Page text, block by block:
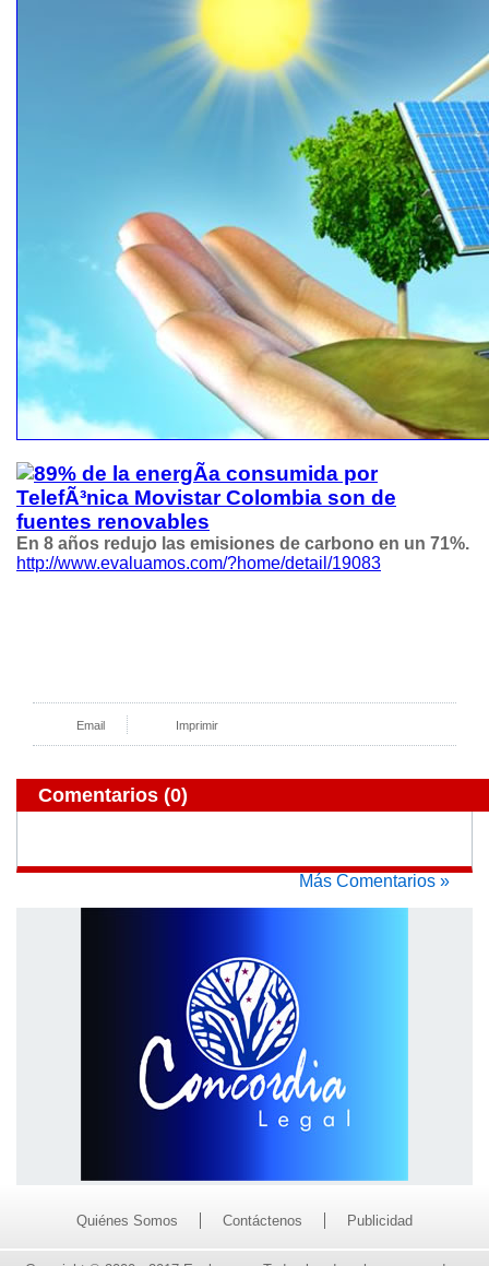
En 8 años redujo las emisiones de carbono en un 71%.
http://www.evaluamos.com/?home/detail/19083
Email Imprimir
Comentarios (0)
Más Comentarios »
Quiénes Somos Contáctenos Publicidad